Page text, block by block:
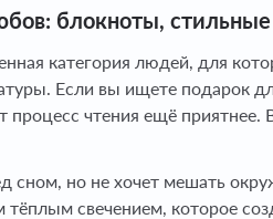
блокноты,
категория людей, для
Если вы ищете подарок
процесс чтения ещё
сном, но не хочет мешать
свечением, которое